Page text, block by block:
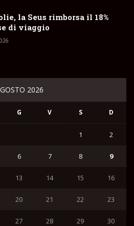
la Seus rimborsa il 18%
di viaggio
2026
G V S D
1 2
6 7 8 9
13 14 15 16
20 21 22 23
27 28 29 30